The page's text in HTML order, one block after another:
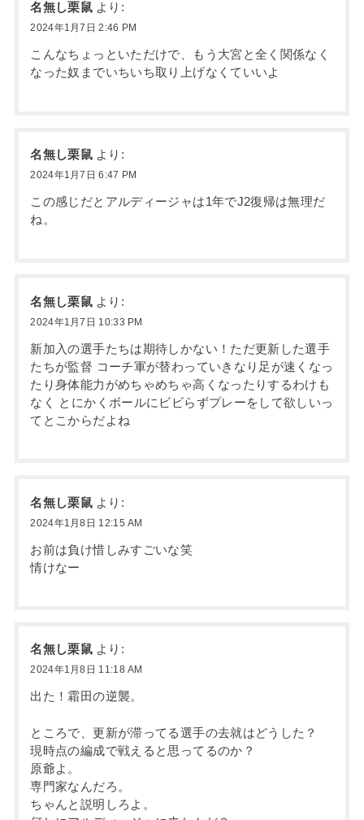
名無し栗鼠 より:
2024年1月7日 2:46 PM
こんなちょっといただけで、もう大宮と全く関係なく
なった奴までいちいち取り上げなくていいよ
名無し栗鼠 より:
2024年1月7日 6:47 PM
この感じだとアルディージャは1年でJ2復帰は無理だ
ね。
名無し栗鼠 より:
2024年1月7日 10:33 PM
新加入の選手たちは期待しかない！ただ更新した選手
たちが監督 コーチ軍が替わっていきなり足が速くなっ
たり身体能力がめちゃめちゃ高くなったりするわけも
なく とにかくボールにビビらずプレーをして欲しいっ
てとこからだよね
名無し栗鼠 より:
2024年1月8日 12:15 AM
お前は負け惜しみすごいな笑
情けなー
名無し栗鼠 より:
2024年1月8日 11:18 AM
出た！霜田の逆襲。
ところで、更新が滞ってる選手の去就はどうした？
現時点の編成で戦えると思ってるのか？
原爺よ。
専門家なんだろ。
ちゃんと説明しろよ。